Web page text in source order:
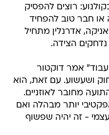
רוצים להפסיק
חבר טוב להפחיד
אדרנלין מתחיל
הצידה.
אמר דוקטור
ושעשוע. עם זאת, הוא
מחובר לאוזניים.
יותר מבהלה ואם
- זה יהיה שפשוף